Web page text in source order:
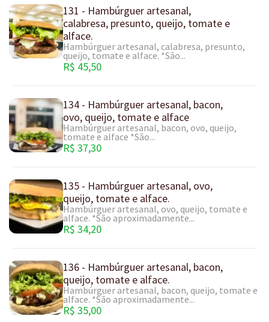
131 - Hambúrguer artesanal,
calabresa, presunto, queijo, tomate e
alface.
Hambúrguer artesanal, calabresa, presunto,
queijo, tomate e alface. *São...
R$ 45,50
134 - Hambúrguer artesanal, bacon,
ovo, queijo, tomate e alface
Hambúrguer artesanal, bacon, ovo, queijo,
tomate e alface *São...
R$ 37,30
135 - Hambúrguer artesanal, ovo,
queijo, tomate e alface.
Hambúrguer artesanal, ovo, queijo, tomate e
alface. *São aproximadamente...
R$ 34,20
136 - Hambúrguer artesanal, bacon,
queijo, tomate e alface.
Hambúrguer artesanal, bacon, queijo, tomate e
alface. *São aproximadamente...
R$ 35,00